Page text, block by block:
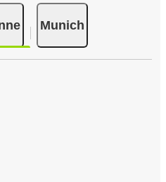
de vente ou lorsque vous
Munich